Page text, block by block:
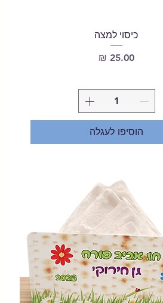
כיסוי למצה
מחיר‏25.00 ‏₪
הוסיפו לעגלה